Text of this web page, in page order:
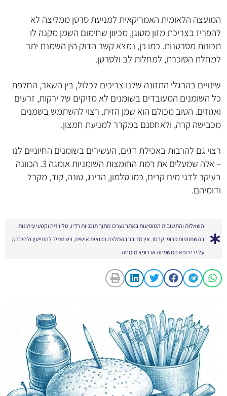
המועצה הלאומית האמריקאית למניעת סרטן ממליצה לא
להפריז בצריכת מזון מטוגן, מכיוון שחימום השמן מקנה לו
תכונות מסרטנות. כמו כן, נמצא קשר הדוק הין השמנת יתר
למחלת הסוכרת, למחלות לב ולסרטן.
שינויים בהרגלי התזונה שלנו צריכים לכלול, בין השאר, החלפת
כל השומנים המעובדים בשומנים לא מזיקים של ירקות, זרעים
ואגוזים. הטוב מכולם הוא שמן הזית. רצוי להשתמש בשמנים
מכבישה קרה, ולאחסנם במקרר למניעת חמצון.
רצוי גם להרבות באכילת דגים, העשירים בשומנים החיוניים לנו
– אלה שמעלים את רמת החומצות השומניות אומגה 3. הכוונה
בעיקר לדגי מים קרים, כמו סלמון, הרינג, טונה, קוד, מקרל
ודומיהם.
השאלות והתשובות המופיעות באתר נערכו מתוך תוכניות רדיו, טלוויזיה וקטעי עיתונות
בהשתתפות פרופ' קרסו. אין מדובר בהמלצה רפואית אישית, ויש תמיד להתייעץ ולהיבדק
על ידי רופא המשפחה או רופא מומחה.